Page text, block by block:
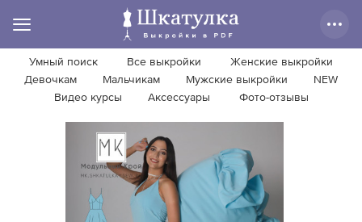
Умный поиск Все выкройки
Женские выкройки
Девочкам
Мальчикам Мужские выкройки
NEW
Видео курсы
Аксессуары Фото-отзывы